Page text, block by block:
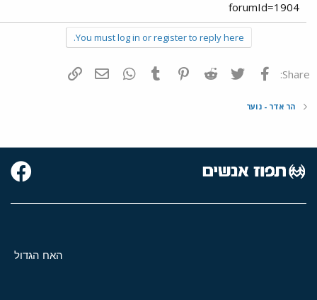
forumId=1904
You must log in or register to reply here.
Share: פייסבוק Twitter
Reddit
Pinterest
Tumblr
WhatsAppדואר אלקטרוני
הר אדר - נוער
האח הגדול